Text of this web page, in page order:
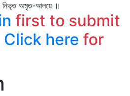
অমৃত-আলয়ে ॥
first to submit
Click here for